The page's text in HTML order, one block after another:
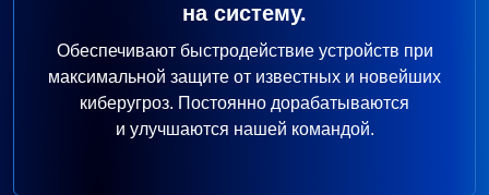
на систему.
Обеспечивают быстродействие устройств при
максимальной защите от известных и новейших
киберугроз. Постоянно дорабатываются
и улучшаются нашей командой.